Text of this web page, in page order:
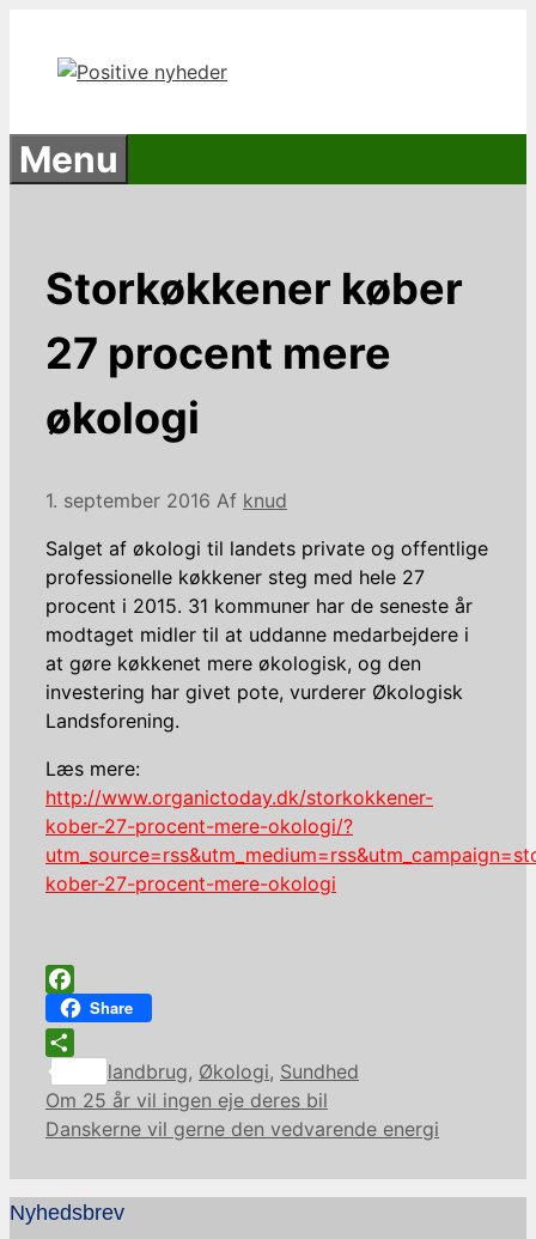
indhold
Menu
Storkøkkener køber
27 procent mere
økologi
1. september 2016 Af knud
Salget af økologi til landets private og offentlige
professionelle køkkener steg med hele 27
procent i 2015. 31 kommuner har de seneste år
modtaget midler til at uddanne medarbejdere i
at gøre køkkenet mere økologisk, og den
investering har givet pote, vurderer Økologisk
Landsforening.
Læs mere:
http://www.organictoday.dk/storkokkener-
kober-27-procent-mere-okologi/?
kober-27-procent-mere-okologi
Facebook
Share
Share
Kategorier
landbrug, Økologi, Sundhed
Om 25 år vil ingen eje deres bil
Danskerne vil gerne den vedvarende energi
Nyhedsbrev